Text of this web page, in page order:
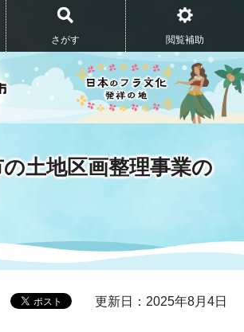
さがす 閲覧補助
土地区画整理事業の
更新日：2025年8月4日